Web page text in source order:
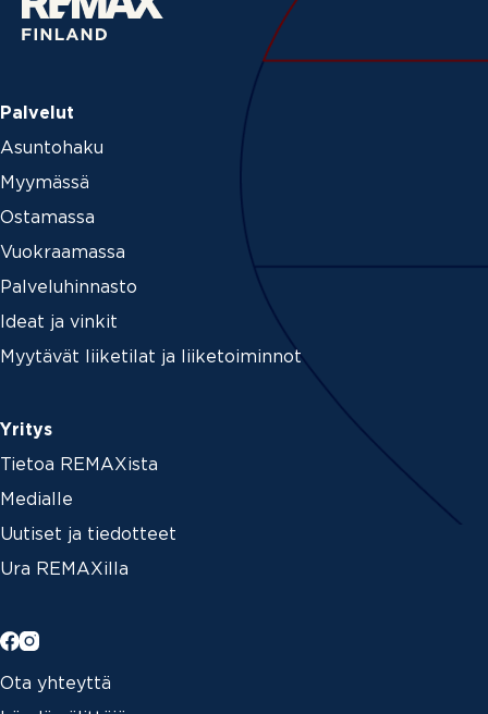
Palvelut
Asuntohaku
Myymässä
Ostamassa
Vuokraamassa
Palveluhinnasto
Ideat ja vinkit
Myytävät liiketilat ja liiketoiminnot
Yritys
Tietoa REMAXista
Medialle
Uutiset ja tiedotteet
Ura REMAXilla
Ota yhteyttä